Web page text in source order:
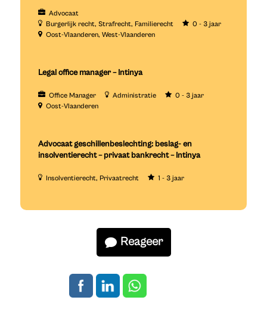
Advocaat
Burgerlijk recht Strafrecht Familierecht
0 - 3 jaar
Oost-Vlaanderen West-Vlaanderen
Legal office manager – Intinya
Office Manager Administratie
0 - 3 jaar
Oost-Vlaanderen
Advocaat geschillenbeslechting: beslag- en
insolventierecht – privaat bankrecht – Intinya
Insolventierecht Privaatrecht 1 - 3 jaar
Reageer